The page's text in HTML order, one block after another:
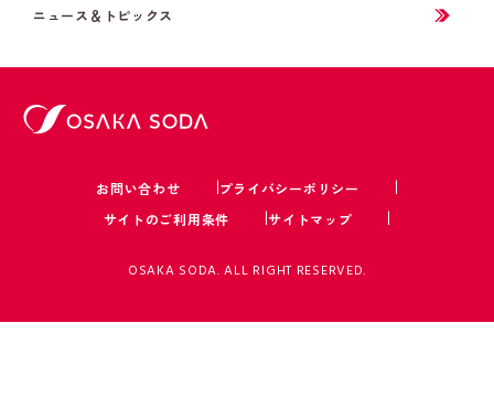
ニュース＆トピックス
お問い合わせ
プライバシーポリシー
サイトのご利用条件
サイトマップ
OSAKA SODA. ALL RIGHT RESERVED.